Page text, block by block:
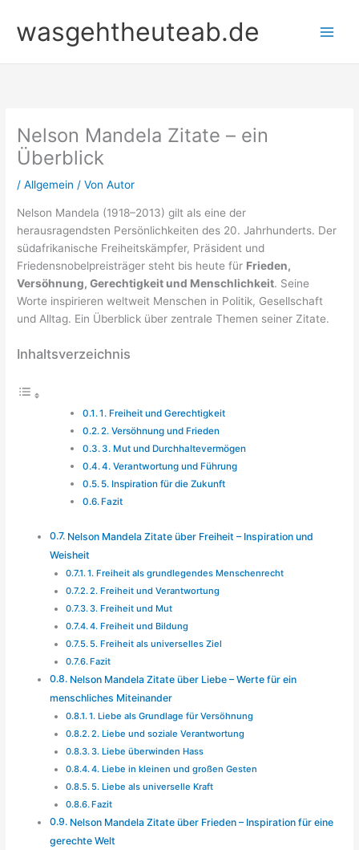
Inhalt
springen
wasgehtheuteab.de
Nelson Mandela Zitate – ein
Überblick
/Allgemein / VonAutor
Nelson Mandela (1918–2013) gilt als eine der
herausragendsten Persönlichkeiten des 20. Jahrhunderts. Der
südafrikanische Freiheitskämpfer, Präsident und
Friedensnobelpreisträger steht bis heute für Frieden,
Versöhnung, Gerechtigkeit und Menschlichkeit. Seine
Worte inspirieren weltweit Menschen in Politik, Gesellschaft
und Alltag. Ein Überblick über zentrale Themen seiner Zitate.
Inhaltsverzeichnis
1. Freiheit und Gerechtigkeit
2. Versöhnung und Frieden
3. Mut und Durchhaltevermögen
4. Verantwortung und Führung
5. Inspiration für die Zukunft
Fazit
Nelson Mandela Zitate über Freiheit – Inspiration und
Weisheit
1. Freiheit als grundlegendes Menschenrecht
2. Freiheit und Verantwortung
3. Freiheit und Mut
4. Freiheit und Bildung
5. Freiheit als universelles Ziel
Fazit
Nelson Mandela Zitate über Liebe – Werte für ein
menschliches Miteinander
1. Liebe als Grundlage für Versöhnung
2. Liebe und soziale Verantwortung
3. Liebe überwinden Hass
4. Liebe in kleinen und großen Gesten
5. Liebe als universelle Kraft
Fazit
Nelson Mandela Zitate über Frieden – Inspiration für eine
gerechte Welt